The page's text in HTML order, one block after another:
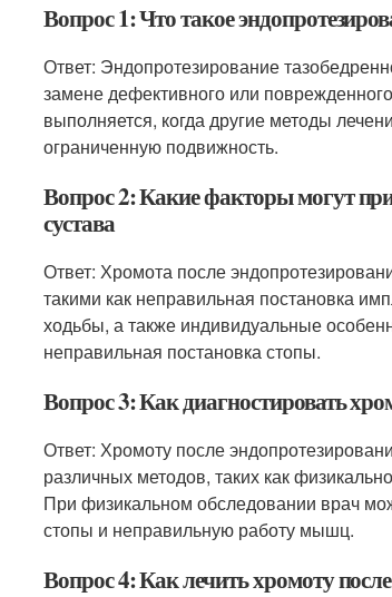
Вопрос 1: Что такое
Ответ: Эндопротезирование
замене дефективного или
выполняется, когда другие методы
ограниченную подвижность.
Вопрос 2: Какие факторы могут
сустава
Ответ: Хромота после
такими как неправильная постановка
ходьбы, а также индивидуальные
неправильная постановка стопы.
Вопрос 3: Как диагностировать
Ответ: Хромоту после
различных методов, таких как
При физикальном обследовании врач
стопы и неправильную работу мышц.
Вопрос 4: Как лечить хромоту